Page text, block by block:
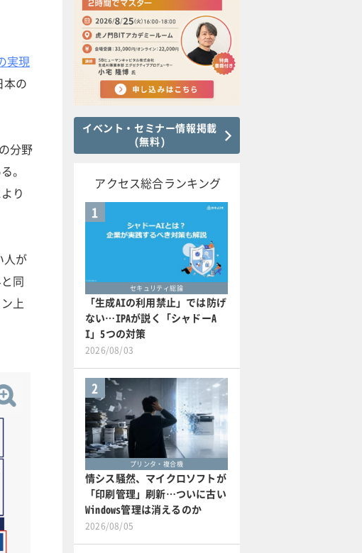
実現
本の
分野
。
り
人が
同
上
イベント・セミナー情報掲載
(無料)
アクセス総合ランキング
1
セキュリティ総論
「生成AIの利用禁止」では防げ
ない…IPAが説く「シャドーA
I」5つの対策
2026/08/03
2
プリンタ・複合機
情シス騒然、マイクロソフトが
「印刷管理」刷新…ついに古い
Windows管理は消えるのか
2026/08/05